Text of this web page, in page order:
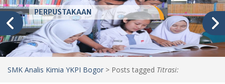
PERPUSTAKAAN
SMK Analis Kimia YKPI Bogor > Posts tagged Titrasi: